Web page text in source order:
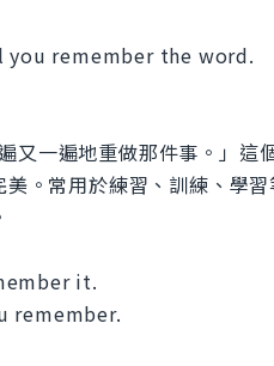
remember the word.
一遍地重做那件事。」這
。常用於練習、訓練、學
it.
remember.